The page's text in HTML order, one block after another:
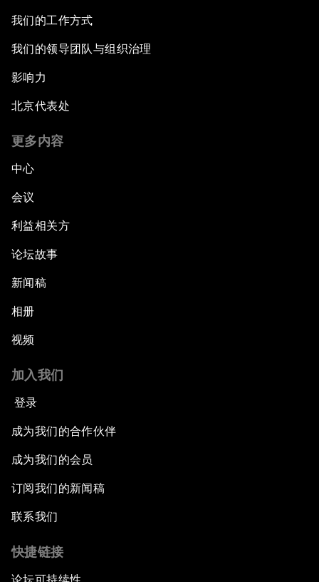
我们的工作方式
我们的领导团队与组织治理
影响力
北京代表处
更多内容
中心
会议
利益相关方
论坛故事
新闻稿
相册
视频
加入我们
登录
成为我们的合作伙伴
成为我们的会员
订阅我们的新闻稿
联系我们
快捷链接